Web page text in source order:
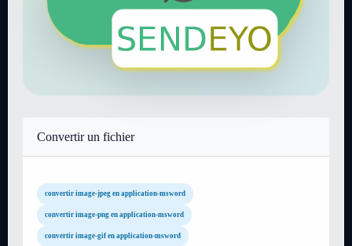
Convertir un fichier
convertir image-jpeg en application-msword
convertir image-png en application-msword
convertir image-gif en application-msword